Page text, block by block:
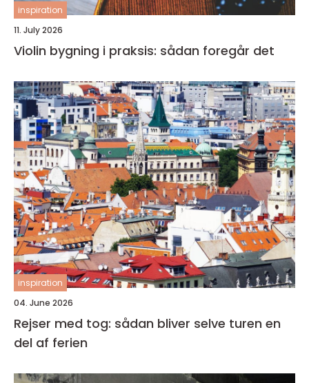
inspiration
11. July 2026
Violin bygning i praksis: sådan foregår det
inspiration
04. June 2026
Rejser med tog: sådan bliver selve turen en
del af ferien